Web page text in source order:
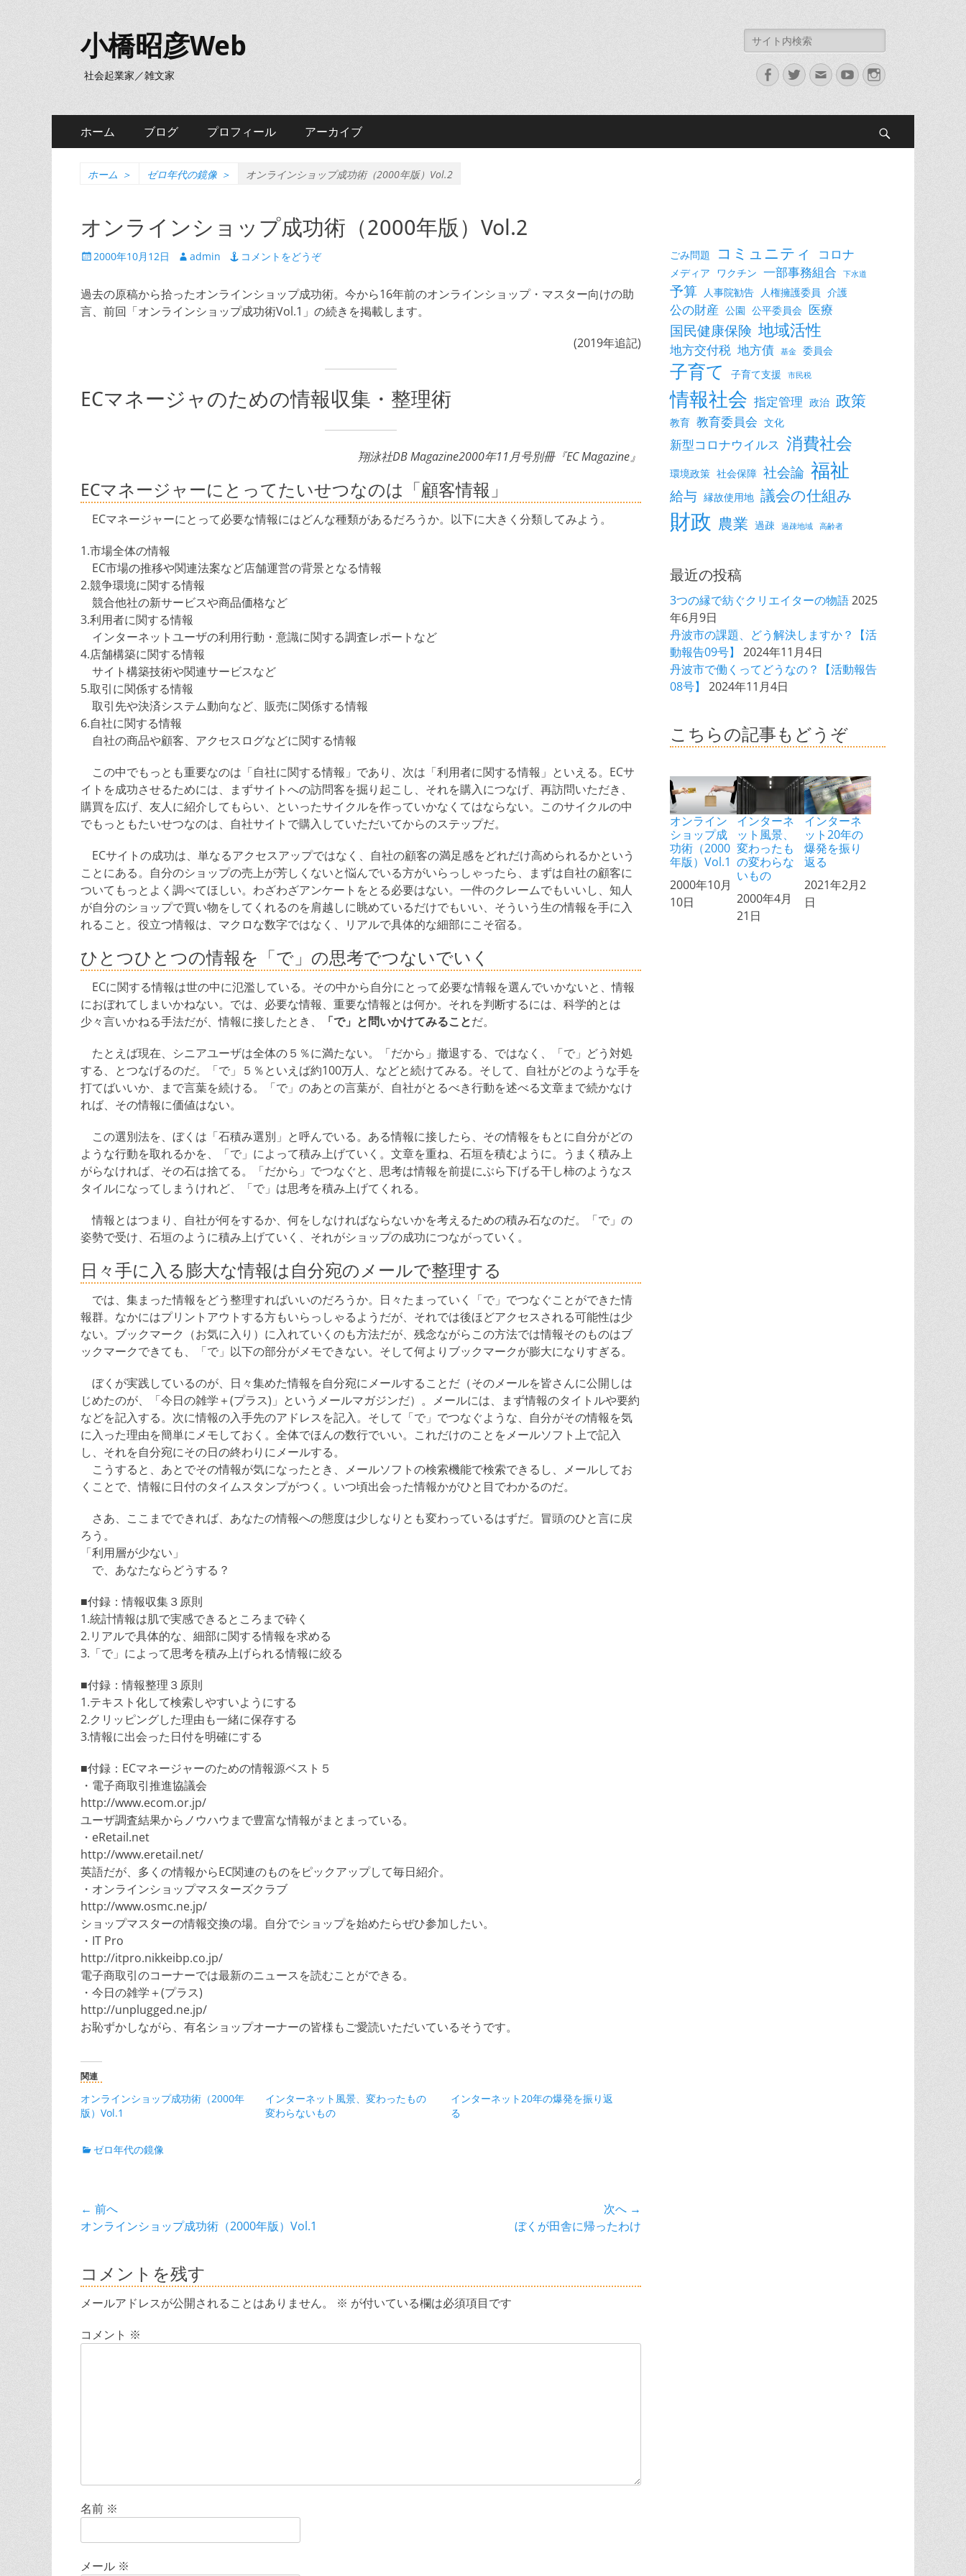
小橋昭彦Web
社会起業家／雑文家
検
索:
Facebook
Twitter
メ
ー
YouTubeInstagram
メ
イ
ニ
ュ
ホーム ブログ プロフィール アーカイブ
ホーム ＞ ゼロ年代の鏡像 ＞ オンラインショップ成功術（2000年版）Vol.2
オンラインショップ成功術（2000年版）Vol.2
投
日
2000年10月12日
投 admin コメントをどうぞ
過去の原稿から拾ったオンラインショップ成功術。今から16年前のオンラインショップ・マスター向けの助
言、前回「オンラインショップ成功術Vol.1」の続きを掲載します。
(2019年追記)
ECマネージャのための情報収集・整理術
翔泳社DB Magazine2000年11月号別冊『EC Magazine』
ECマネージャーにとってたいせつなのは「顧客情報」
ECマネージャーにとって必要な情報にはどんな種類があるだろうか。以下に大きく分類してみよう。
1.市場全体の情報
EC市場の推移や関連法案など店舗運営の背景となる情報
2.競争環境に関する情報
競合他社の新サービスや商品価格など
3.利用者に関する情報
インターネットユーザの利用行動・意識に関する調査レポートなど
4.店舗構築に関する情報
サイト構築技術や関連サービスなど
5.取引に関係する情報
取引先や決済システム動向など、販売に関係する情報
6.自社に関する情報
自社の商品や顧客、アクセスログなどに関する情報
この中でもっとも重要なのは「自社に関する情報」であり、次は「利用者に関する情報」といえる。ECサ
イトを成功させるためには、まずサイトへの訪問客を掘り起こし、それを購入につなげ、再訪問いただき、
購買を広げ、友人に紹介してもらい、といったサイクルを作っていかなくてはならない。このサイクルの中
でもっともたいせつなのは、自社サイトで購入していただいてからのステップだ。
ECサイトの成功は、単なるアクセスアップではなく、自社の顧客の満足感をどれだけ高められるかという
ことにある。自分のショップの売上が芳しくないと悩んでいる方がいらっしゃったら、まずは自社の顧客に
ついてもっとよく調べてほしい。わざわざアンケートをとる必要はない。一件のクレームでもいいし、知人
が自分のショップで買い物をしてくれるのを肩越しに眺めているだけでもいい、そういう生の情報を手に入
れること。役立つ情報は、マクロな数字ではなく、リアルで具体的な細部にこそ宿る。
ひとつひとつの情報を「で」の思考でつないでいく
ECに関する情報は世の中に氾濫している。その中から自分にとって必要な情報を選んでいかないと、情報
におぼれてしまいかねない。では、必要な情報、重要な情報とは何か。それを判断するには、科学的とは
少々言いかねる手法だが、情報に接したとき、
「で」と問いかけてみることだ。
たとえば現在、シニアユーザは全体の５％に満たない。「だから」撤退する、ではなく、「で」どう対処
する、とつなげるのだ。「で」５％といえば約100万人、などと続けてみる。そして、自社がどのような手を
打てばいいか、まで言葉を続ける。「で」のあとの言葉が、自社がとるべき行動を述べる文章まで続かなけ
れば、その情報に価値はない。
この選別法を、ぼくは「石積み選別」と呼んでいる。ある情報に接したら、その情報をもとに自分がどの
ような行動を取れるかを、「で」によって積み上げていく。文章を重ね、石垣を積むように。うまく積み上
がらなければ、その石は捨てる。「だから」でつなぐと、思考は情報を前提にぶら下げる干し柿のようなス
タイルになってしまうけれど、「で」は思考を積み上げてくれる。
情報とはつまり、自社が何をするか、何をしなければならないかを考えるための積み石なのだ。「で」の
姿勢で受け、石垣のように積み上げていく、それがショップの成功につながっていく。
日々手に入る膨大な情報は自分宛のメールで整理する
では、集まった情報をどう整理すればいいのだろうか。日々たまっていく「で」でつなぐことができた情
報群。なかにはプリントアウトする方もいらっしゃるようだが、それでは後ほどアクセスされる可能性は少
ない。ブックマーク（お気に入り）に入れていくのも方法だが、残念ながらこの方法では情報そのものはブ
ックマークできても、「で」以下の部分がメモできない。そして何よりブックマークが膨大になりすぎる。
ぼくが実践しているのが、日々集めた情報を自分宛にメールすることだ（そのメールを皆さんに公開しは
じめたのが、「今日の雑学＋(プラス)」というメールマガジンだ）。メールには、まず情報のタイトルや要約
などを記入する。次に情報の入手先のアドレスを記入。そして「で」でつなぐような、自分がその情報を気
に入った理由を簡単にメモしておく。全体でほんの数行でいい。これだけのことをメールソフト上で記入
し、それを自分宛にその日の終わりにメールする。
こうすると、あとでその情報が気になったとき、メールソフトの検索機能で検索できるし、メールしてお
くことで、情報に日付のタイムスタンプがつく。いつ頃出会った情報かがひと目でわかるのだ。
さあ、ここまでできれば、あなたの情報への態度は少しなりとも変わっているはずだ。冒頭のひと言に戻
ろう。
「利用層が少ない」
で、あなたならどうする？
■付録：情報収集３原則
1.統計情報は肌で実感できるところまで砕く
2.リアルで具体的な、細部に関する情報を求める
3.「で」によって思考を積み上げられる情報に絞る
■付録：情報整理３原則
1.テキスト化して検索しやすいようにする
2.クリッピングした理由も一緒に保存する
3.情報に出会った日付を明確にする
■付録：ECマネージャーのための情報源ベスト５
・電子商取引推進協議会
http://www.ecom.or.jp/
ユーザ調査結果からノウハウまで豊富な情報がまとまっている。
・eRetail.net
http://www.eretail.net/
英語だが、多くの情報からEC関連のものをピックアップして毎日紹介。
・オンラインショップマスターズクラブ
http://www.osmc.ne.jp/
ショップマスターの情報交換の場。自分でショップを始めたらぜひ参加したい。
・IT Pro
http://itpro.nikkeibp.co.jp/
電子商取引のコーナーでは最新のニュースを読むことができる。
・今日の雑学＋(プラス)
http://unplugged.ne.jp/
お恥ずかしながら、有名ショップオーナーの皆様もご愛読いただいているそうです。
関連
オンラインショップ成功術（2000年
版）Vol.1
インターネット風景、変わったもの
変わらないもの
インターネット20年の爆発を振り返
る
カ
ー
ゼロ年代の鏡像
投
稿
ナ
ビ
ゲ
ー
← 前へ
前
稿:
オンラインショップ成功術（2000年版）Vol.1
次へ →
ぼくが田舎に帰ったわけ
コメントを残す
メールアドレスが公開されることはありません。 ※ が付いている欄は必須項目です
コメント ※
名前 ※
メール ※
ごみ問題 コミュニティ コロナ
メディア ワクチン 一部事務組合 下水道
予算 人事院勧告 人権擁護委員 介護
公の財産 公園 公平委員会 医療
国民健康保険 地域活性
地方交付税 地方債 基金 委員会
子育て 子育て支援 市民税
情報社会 指定管理 政治 政策
教育 教育委員会 文化
新型コロナウイルス 消費社会
環境政策 社会保障 社会論 福祉
給与 縁故使用地 議会の仕組み
財政 農業 過疎 過疎地域 高齢者
最近の投稿
3つの縁で紡ぐクリエイターの物語2025
年6月9日
丹波市の課題、どう解決しますか？【活
動報告09号】
2024年11月4日
丹波市で働くってどうなの？【活動報告
08号】
2024年11月4日
こちらの記事もどうぞ
オンライン
ショップ成
功術（2000
年版）Vol.1
日付
2000年10月
10日
インターネ
ット風景、
変わったも
の変わらな
いもの
日付
2000年4月
21日
インターネ
ット20年の
爆発を振り
返る
日付
2021年2月2
日